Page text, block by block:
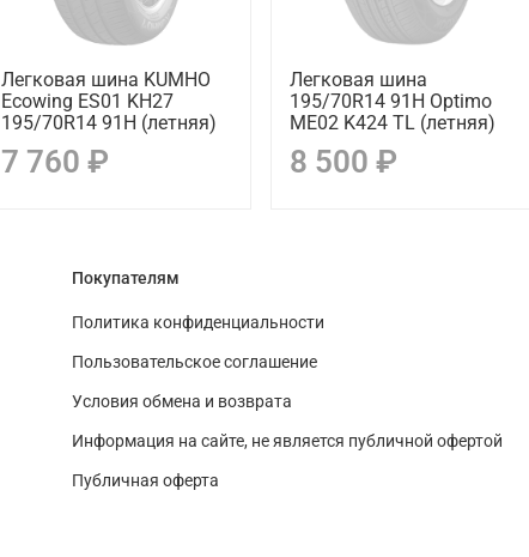
Легковая шина KUMHO
Ecowing ES01 KH27
195/70R14 91H (летняя)
7 760 ₽
Легковая шина
195/70R14 91H Optimo
ME02 K424 TL (летняя)
8 500 ₽
Покупателям
Политика конфиденциальности
Пользовательское соглашение
Условия обмена и возврата
Информация на сайте, не является публичной офертой
Публичная оферта